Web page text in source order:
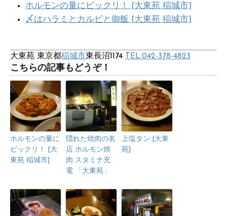
ホルモンの量にビックリ！ [大東苑 稲城市]
〆はハラミとカルビと御飯 [大東苑 稲城市]
大東苑 東京都稲城市東長沼1174‎ TEL:042-378-4823
こちらの記事もどうぞ！
ホルモンの量に
ビックリ！ [大
東苑 稲城市]
隠れた焼肉の名
店 ホルモン焼
肉 スタミナ充
電 「大東苑」
上塩タン [大東
苑]